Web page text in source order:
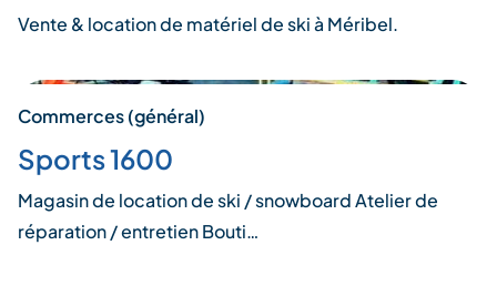
Vente & location de matériel de ski à Méribel.
Commerces (général)
Sports 1600
Magasin de location de ski / snowboard Atelier de
réparation / entretien Bouti…